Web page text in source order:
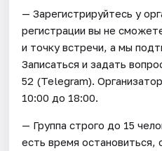
— Зарегистрируйтесь у
регистрации вы не
и точку встречи, а мы
Записаться и задать
52 (Telegram).
10:00 до 18:00.
— Группа строго до 15
есть время остановиться,